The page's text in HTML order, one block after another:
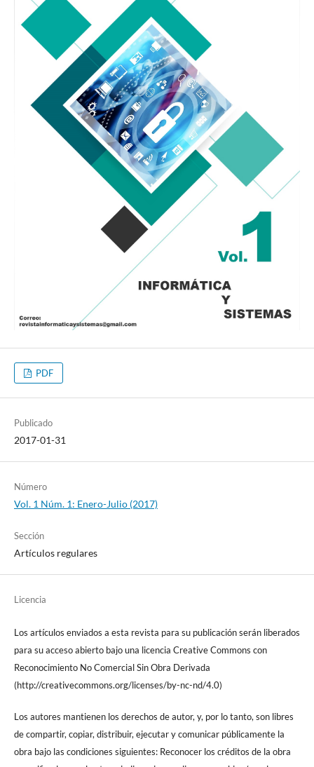
PDF
Publicado
2017-01-31
Número
Vol. 1 Núm. 1: Enero-Julio (2017)
Sección
Artículos regulares
Licencia
Los artículos enviados a esta revista para su publicación serán liberados
para su acceso abierto bajo una licencia Creative Commons con
Reconocimiento No Comercial Sin Obra Derivada
(http://creativecommons.org/licenses/by-nc-nd/4.0)
Los autores mantienen los derechos de autor, y, por lo tanto, son libres
de compartir, copiar, distribuir, ejecutar y comunicar públicamente la
obra bajo las condiciones siguientes: Reconocer los créditos de la obra